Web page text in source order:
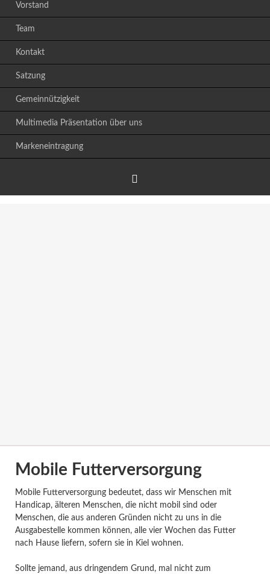
Vorstand
Team
Kontakt
Satzung
Gemeinnützigkeit
Multimedia Präsentation über uns
Markeneintragung
Mobile Futterversorgung
Mobile Futterversorgung bedeutet, dass wir Menschen mit
Handicap, älteren Menschen, die nicht mobil sind oder
Menschen, die aus anderen Gründen nicht zu uns in die
Ausgabestelle kommen können, alle vier Wochen das Futter
nach Hause liefern, sofern sie in Kiel wohnen.
Sollte jemand, aus dringendem Grund, mal nicht zum